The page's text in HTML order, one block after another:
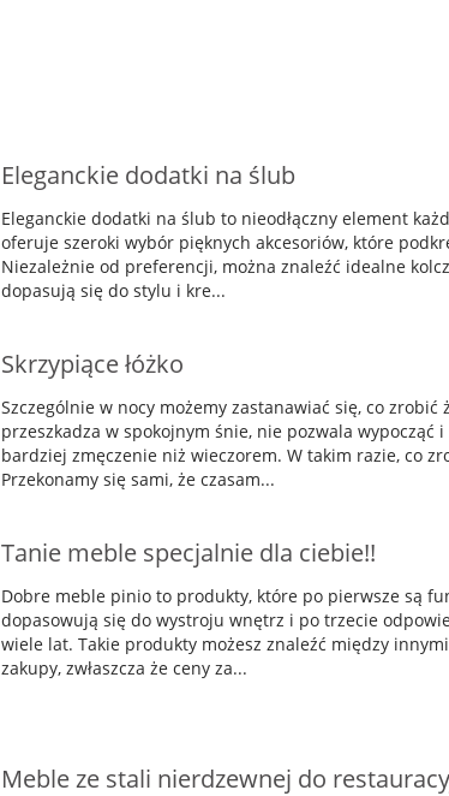
Eleganckie dodatki na ślub
Eleganckie dodatki na ślub to nieodłączny element
oferuje szeroki wybór pięknych akcesoriów, które
Niezależnie od preferencji, można znaleźć idealne
dopasują się do stylu i kre...
Skrzypiące łóżko
Szczególnie w nocy możemy zastanawiać się, co zrobić
przeszkadza w spokojnym śnie, nie pozwala wypocząć
bardziej zmęczenie niż wieczorem. W takim razie, co
Przekonamy się sami, że czasam...
Tanie meble specjalnie dla ciebie!!
Dobre meble pinio to produkty, które po pierwsze są
dopasowują się do wystroju wnętrz i po trzecie
wiele lat. Takie produkty możesz znaleźć między
zakupy, zwłaszcza że ceny za...
Meble ze stali nierdzewnej do